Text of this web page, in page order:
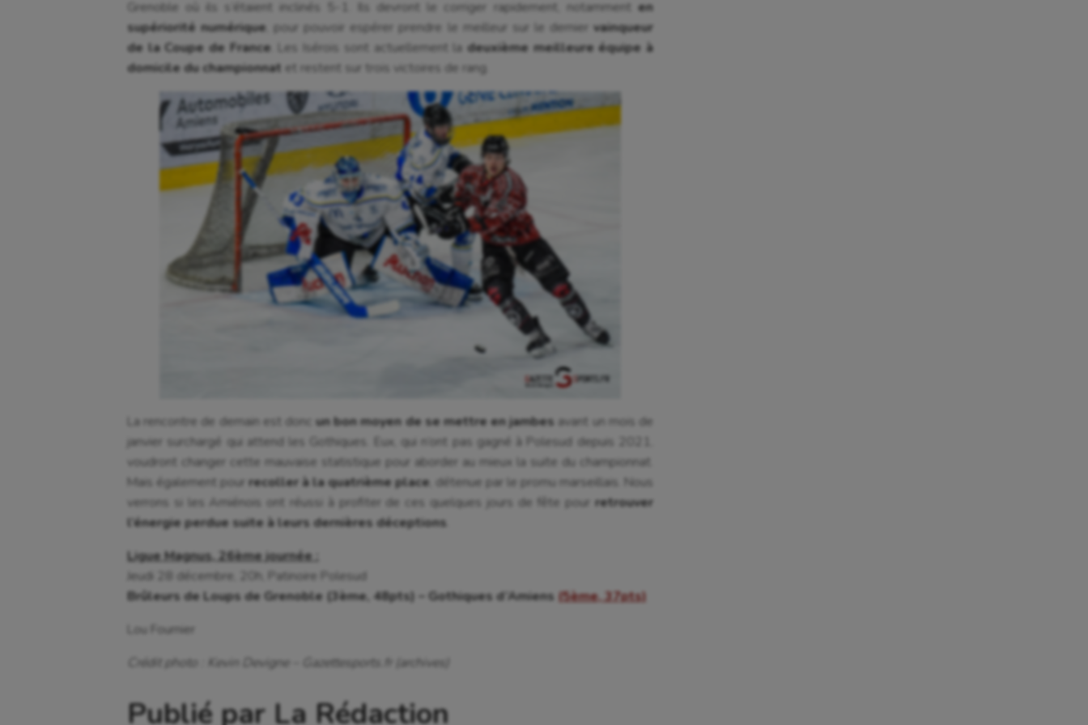
Grenoble où ils s’étaient inclinés 5-1. Ils devront le corriger rapidement, notamment en
supériorité numérique , pour pouvoir espérer prendre le meilleur sur le dernier vainqueur
de la Coupe de France . Les Isérois sont actuellement la deuxième meilleure équipe à
domicile du championnat et restent sur trois victoires de rang.
La rencontre de demain est donc un bon moyen de se mettre en jambes avant un mois de
janvier surchargé qui attend les Gothiques. Eux, qui n’ont pas gagné à Polesud depuis 2021,
voudront changer cette mauvaise statistique pour aborder au mieux la suite du championnat.
Mais également pour recoller à la quatrième place , détenue par le promu marseillais. Nous
verrons si les Amiénois ont réussi à profiter de ces quelques jours de fête pour retrouver
l’énergie perdue suite à leurs dernières déceptions
Ligue Magnus, 26ème journée :
Jeudi 28 décembre, 20h, Patinoire Polesud
Brûleurs de Loups de Grenoble (3ème, 48pts) – Gothiques d’Amiens (5ème, 37pts)
Lou Fournier
Crédit photo : Kevin Devigne – Gazettesports.fr (archives)
Publié par La Rédaction